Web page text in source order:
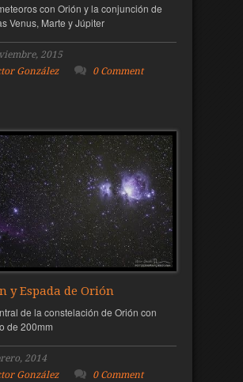
con Orión y la conjunción de
Venus, Marte y Júpiter
2015
González 0 Comment
y Espada de Orión
de la constelación de Orión con
de 200mm
2014
González 0 Comment